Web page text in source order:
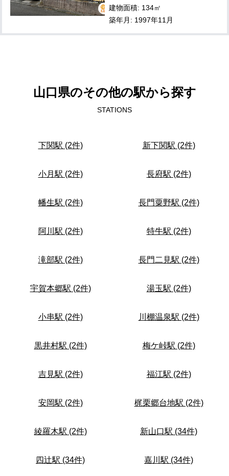
建物面積: 134㎡
築年月: 1997年11月
山口県のその他の駅から探す
STATIONS
下関駅 (2件) 新下関駅 (2件)
小月駅 (2件) 長府駅 (2件)
幡生駅 (2件) 長門粟野駅 (2件)
阿川駅 (2件) 特牛駅 (2件)
滝部駅 (2件) 長門二見駅 (2件)
宇賀本郷駅 (2件) 湯玉駅 (2件)
小串駅 (2件) 川棚温泉駅 (2件)
黒井村駅 (2件) 梅ケ峠駅 (2件)
吉見駅 (2件) 福江駅 (2件)
安岡駅 (2件) 梶栗郷台地駅 (2件)
綾羅木駅 (2件) 新山口駅 (34件)
四辻駅 (34件) 嘉川駅 (34件)